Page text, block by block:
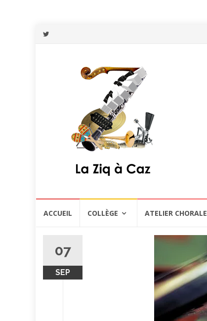
ACCUEIL COLLÈGE ATELIER CHORALE
07
SEP